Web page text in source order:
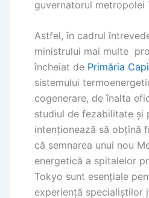
guvernatorul metropolei
Astfel, în cadrul
ministrului mai multe
încheiat de Primăria
sistemului
cogenerare, de înalta
studiul de fezabilitate și
intenționează să obțînă
că semnarea unui nou
energetică a spitalelor
Tokyo sunt esențiale
experiență specialiștilor